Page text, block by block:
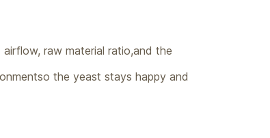
raw material ratio,and the
the yeast stays happy and